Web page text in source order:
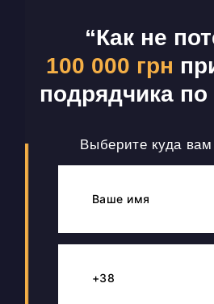
“Как не
100 000 грн
подрядчика
Выберите куда